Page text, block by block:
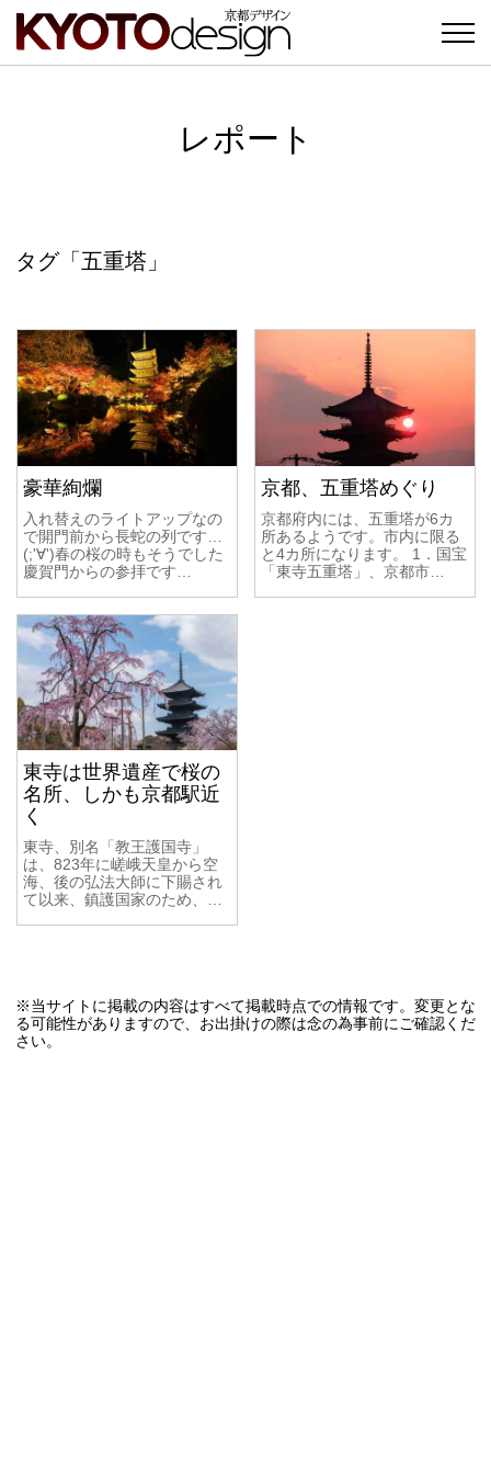
レポート
タグ「五重塔」
豪華絢爛
入れ替えのライトアップなの
で開門前から長蛇の列です…
(;'∀')春の桜の時もそうでした
慶賀門からの参拝です…
京都、五重塔めぐり
京都府内には、五重塔が6カ
所あるようです。市内に限る
と4カ所になります。 1．国宝
「東寺五重塔」、京都市…
東寺は世界遺産で桜の
名所、しかも京都駅近
く
東寺、別名「教王護国寺」
は、823年に嵯峨天皇から空
海、後の弘法大師に下賜され
て以来、鎮護国家のため、…
※当サイトに掲載の内容はすべて掲載時点での情報です。変更とな
る可能性がありますので、お出掛けの際は念の為事前にご確認くだ
さい。